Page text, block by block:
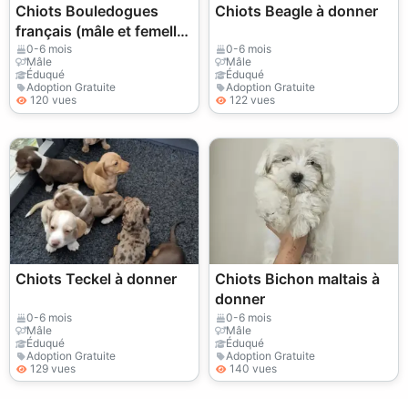
Chiots Bouledogues
français (mâle et femelle)
à donner
0-6 mois
Mâle
Éduqué
Adoption Gratuite
120 vues
Chiots Beagle à donner
0-6 mois
Mâle
Éduqué
Adoption Gratuite
122 vues
Chiots Teckel à donner
0-6 mois
Mâle
Éduqué
Adoption Gratuite
129 vues
Chiots Bichon maltais à
donner
0-6 mois
Mâle
Éduqué
Adoption Gratuite
140 vues